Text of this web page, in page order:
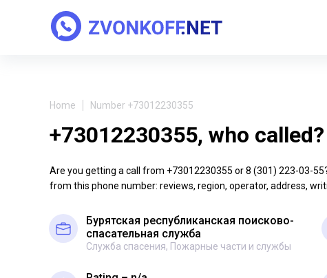
Home Number +73012230355
+73012230355, who called?
Are you getting a call from +73012230355 or 8 (301) 223-03-
from this phone number: reviews, region, operator, address,
Бурятская республиканская поисково-
спасательная служба
Служба спасения, Пожарные части и службы